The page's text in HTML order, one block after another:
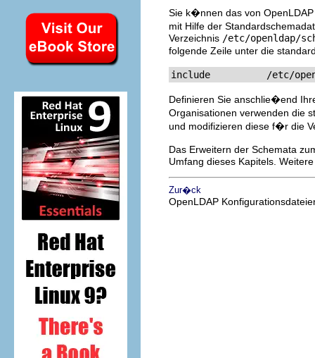
Sie k�nnen das von
mit Hilfe der
Verzeichnis /etc/openldap/
folgende Zeile unter die
include          /etc/
Definieren Sie anschlie�end
Organisationen verwenden die
und modifizieren diese f�r die
Das Erweitern der Schemata
Umfang dieses Kapitels.
Zur�ck
OpenLDAP